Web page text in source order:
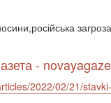
-
2022/02/21/